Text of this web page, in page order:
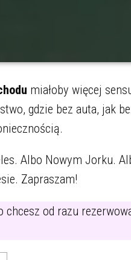
miałoby więcej
gdzie bez auta, jak
Albo Nowym Jorku.
Zapraszam!
od razu